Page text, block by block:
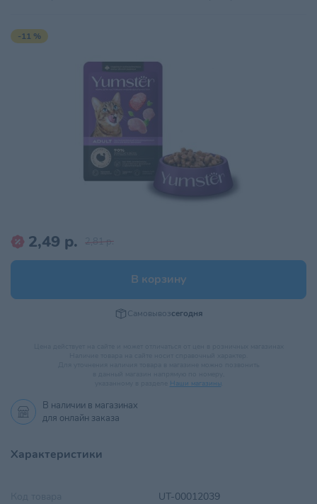
-11 %
2,49 р. 2,81 р.
В корзину
Самовывозсегодня
Наши магазины.
В наличии в магазинах
для онлайн заказа
Характеристики
UT-00012039